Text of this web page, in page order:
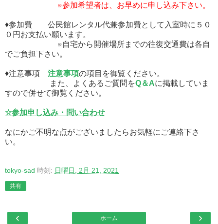
※参加希望者は、お早めに申し込み下さい。
♦参加費 公民館レンタル代兼参加費として入室時に５０
０円お支払い願います。
※自宅から開催場所までの往復交通費は各自
でご負担下さい。
♦注意事項 注意事項の項目を御覧ください。
また、よくあるご質問をQ＆Aに掲載していま
すので併せて御覧ください。
☆参加申し込み・問い合わせ
なにかご不明な点がございましたらお気軽にご連絡下さ
い。
tokyo-sad 時刻: 日曜日, 2月 21, 2021
共有
‹ ›
ホーム